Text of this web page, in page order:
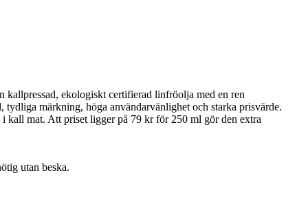
kallpressad, ekologiskt certifierad linfröolja med en ren
märkning, höga användarvänlighet och starka prisvärde.
kall mat. Att priset ligger på 79 kr för 250 ml gör den extra
utan beska.